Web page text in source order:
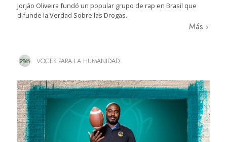
Jorjão Oliveira fundó un popular grupo de rap en Brasil que
difunde la Verdad Sobre las Drogas.
Más
VOCES PARA LA HUMANIDAD